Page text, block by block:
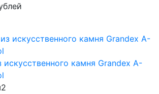
камня Grandex A-